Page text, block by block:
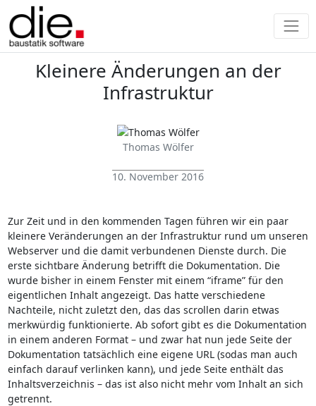
Kleinere Änderungen an der
Infrastruktur
Thomas Wölfer
10. November 2016
Zur Zeit und in den kommenden Tagen führen wir ein paar
kleinere Veränderungen an der Infrastruktur rund um unseren
Webserver und die damit verbundenen Dienste durch. Die
erste sichtbare Änderung betrifft die Dokumentation. Die
wurde bisher in einem Fenster mit einem “iframe” für den
eigentlichen Inhalt angezeigt. Das hatte verschiedene
Nachteile, nicht zuletzt den, das das scrollen darin etwas
merkwürdig funktionierte. Ab sofort gibt es die Dokumentation
in einem anderen Format – und zwar hat nun jede Seite der
Dokumentation tatsächlich eine eigene URL (sodas man auch
einfach darauf verlinken kann), und jede Seite enthält das
Inhaltsverzeichnis – das ist also nicht mehr vom Inhalt an sich
getrennt.